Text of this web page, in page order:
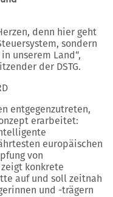
denn hier geht
sondern
unserem Land“,
der DSTG.
entgegenzutreten,
erarbeitet:
europäischen
von
konkrete
auf und soll zeitnah
und -trägern